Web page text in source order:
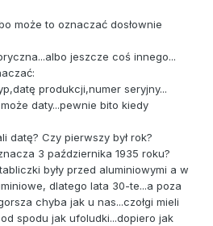
może to oznaczać dosłownie
jeszcze coś innego...
produkcji,numer seryjny...
daty...pewnie bito kiedy
datę? Czy pierwszy był rok?
3 października 1935 roku?
były przed aluminiowymi a w
dlatego lata 30-te...a poza
chyba jak u nas...czołgi mieli
spodu jak ufoludki...dopiero jak